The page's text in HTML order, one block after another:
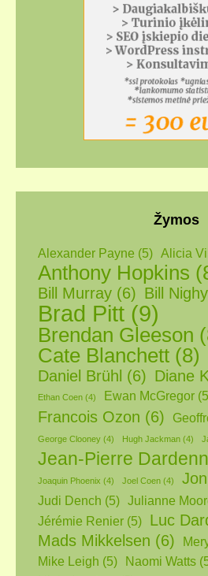
Žymos
Alexander Payne (5) Alicia
Anthony Hopkins
Bill Murray (6) Bill Nighy
Brad Pitt (9)
Brendan Gleeson
Cate Blanchett (8)
Daniel Brühl (6) Diane
Ethan Coen (4) Ewan McGregor
Francois Ozon (6)
George Clooney (4) Hugh Jackman (4)
Jean-Pierre
Joaquin Phoenix (4) Joel Coen (4)
Judi Dench (5) Julianne
Jérémie Renier (5) Luc
Mads Mikkelsen (6)
Mike Leigh (5) Naomi Watts